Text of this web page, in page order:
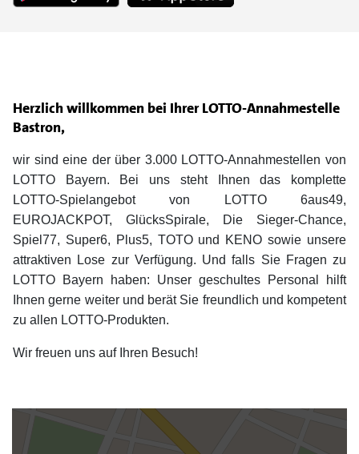
Herzlich willkommen bei Ihrer LOTTO-Annahmestelle
Bastron,
wir sind eine der über 3.000 LOTTO-Annahmestellen von
LOTTO Bayern. Bei uns steht Ihnen das komplette
LOTTO-Spielangebot von LOTTO 6aus49,
EUROJACKPOT, GlücksSpirale, Die Sieger-Chance,
Spiel77, Super6, Plus5, TOTO und KENO sowie unsere
attraktiven Lose zur Verfügung. Und falls Sie Fragen zu
LOTTO Bayern haben: Unser geschultes Personal hilft
Ihnen gerne weiter und berät Sie freundlich und kompetent
zu allen LOTTO-Produkten.
Wir freuen uns auf Ihren Besuch!